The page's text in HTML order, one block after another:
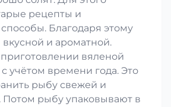
рецепты и
Благодаря этому
вкусной и ароматной.
вяленой
учётом времени года. Это
рыбу свежей и
Потом рыбу упаковывают в